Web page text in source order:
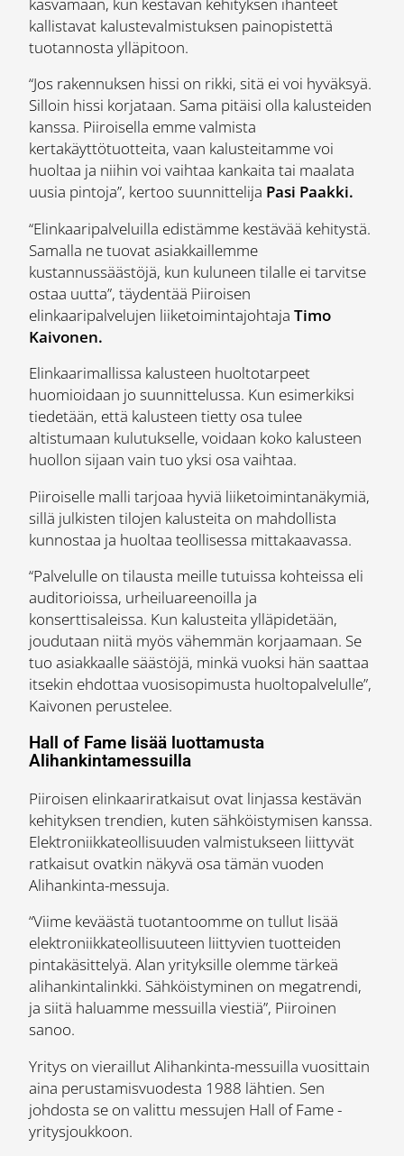
kallistavat kalustevalmistuksen painopistettä
tuotannosta ylläpitoon.
“Jos rakennuksen hissi on rikki, sitä ei voi hyväksyä.
Silloin hissi korjataan. Sama pitäisi olla kalusteiden
kanssa. Piiroisella emme valmista
kertakäyttötuotteita, vaan kalusteitamme voi
huoltaa ja niihin voi vaihtaa kankaita tai maalata
uusia pintoja”, kertoo suunnittelija Pasi Paakki.
“Elinkaaripalveluilla edistämme kestävää kehitystä.
Samalla ne tuovat asiakkaillemme
kustannussäästöjä, kun kuluneen tilalle ei tarvitse
ostaa uutta”, täydentää Piiroisen
elinkaaripalvelujen liiketoimintajohtaja Timo
Kaivonen.
Elinkaarimallissa kalusteen huoltotarpeet
huomioidaan jo suunnittelussa. Kun esimerkiksi
tiedetään, että kalusteen tietty osa tulee
altistumaan kulutukselle, voidaan koko kalusteen
huollon sijaan vain tuo yksi osa vaihtaa.
Piiroiselle malli tarjoaa hyviä liiketoimintanäkymiä,
sillä julkisten tilojen kalusteita on mahdollista
kunnostaa ja huoltaa teollisessa mittakaavassa.
“Palvelulle on tilausta meille tutuissa kohteissa eli
auditorioissa, urheiluareenoilla ja
konserttisaleissa. Kun kalusteita ylläpidetään,
joudutaan niitä myös vähemmän korjaamaan. Se
tuo asiakkaalle säästöjä, minkä vuoksi hän saattaa
itsekin ehdottaa vuosisopimusta huoltopalvelulle”,
Kaivonen perustelee.
Hall of Fame lisää luottamusta
Alihankintamessuilla
Piiroisen elinkaariratkaisut ovat linjassa kestävän
kehityksen trendien, kuten sähköistymisen kanssa.
Elektroniikkateollisuuden valmistukseen liittyvät
ratkaisut ovatkin näkyvä osa tämän vuoden
Alihankinta-messuja.
“Viime keväästä tuotantoomme on tullut lisää
elektroniikkateollisuuteen liittyvien tuotteiden
pintakäsittelyä. Alan yrityksille olemme tärkeä
alihankintalinkki. Sähköistyminen on megatrendi,
ja siitä haluamme messuilla viestiä”, Piiroinen
sanoo.
Yritys on vieraillut Alihankinta-messuilla vuosittain
aina perustamisvuodesta 1988 lähtien. Sen
johdosta se on valittu messujen Hall of Fame -
yritysjoukkoon.